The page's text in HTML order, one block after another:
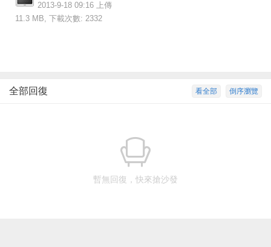
2013-9-18 09:16 上傳
11.3 MB, 下載次數: 2332
倒序瀏覽
看全部
全部回復
暫無回復，快來搶沙發